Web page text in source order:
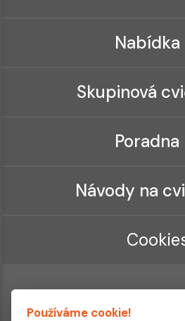
Nabídka
Skupinová
Poradna
Návody na
Používáme cookie!